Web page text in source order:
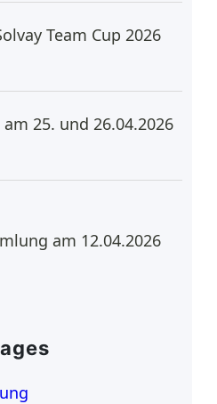
Team Cup 2026
25. und 26.04.2026
am 12.04.2026